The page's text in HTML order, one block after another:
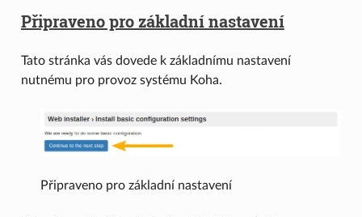
Připraveno pro základní nastavení
Tato stránka vás dovede k základnímu nastavení
nutnému pro provoz systému Koha.
Připraveno pro základní nastavení